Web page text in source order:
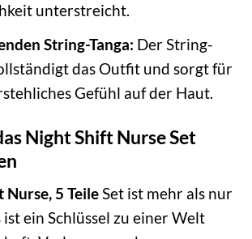
unterstreicht.
String-Tanga: Der String-
das Outfit und sorgt für
Gefühl auf der Haut.
Night Shift Nurse Set
Nurse, 5 TeileSet ist mehr als nur
ist ein Schlüssel zu einer Welt